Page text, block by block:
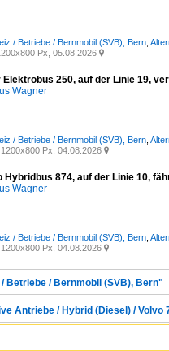
/ Betriebe / Bernmobil (SVB), Bern
Px, 05.08.2026 
Elektrobus 250, auf der Linie 19,
Wagner
/ Betriebe / Bernmobil (SVB), Bern
1200x800 Px, 04.08.2026 
Hybridbus 874, auf der Linie 10,
Wagner
/ Betriebe / Bernmobil (SVB), Bern
1200x800 Px, 04.08.2026 
Betriebe / Bernmobil (SVB), Bern"
Antriebe / Hybrid (Diesel) / Volvo